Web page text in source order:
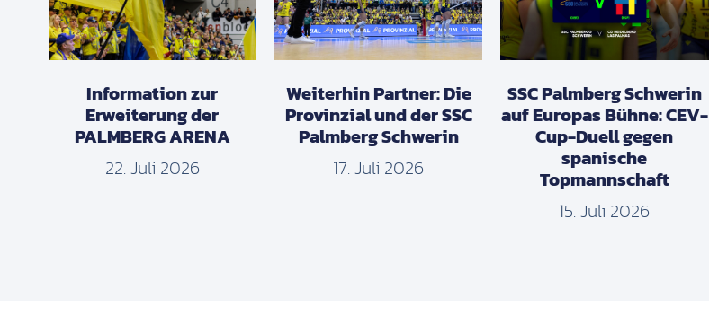
Information zur
Erweiterung der
PALMBERG ARENA
22. Juli 2026
Weiterhin Partner: Die
Provinzial und der SSC
Palmberg Schwerin
17. Juli 2026
SSC Palmberg Schwerin
auf Europas Bühne: CEV-
Cup-Duell gegen
spanische
Topmannschaft
15. Juli 2026